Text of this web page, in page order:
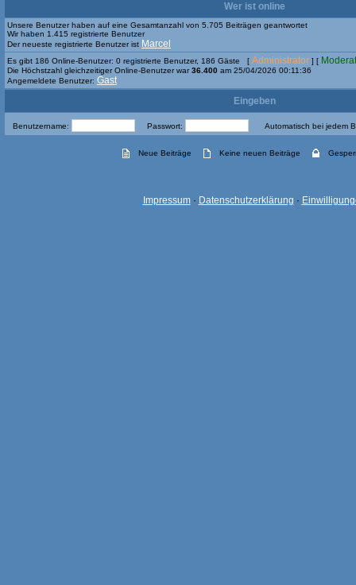
Wer ist online
Unsere Benutzer haben auf eine Gesamtanzahl von 5.705 Beiträgen geantwortet
Wir haben 1.415 registrierte Benutzer
Der neueste registrierte Benutzer ist Marcel
Es gibt 186 Online-Benutzer: 0 registrierte Benutzer, 186 Gäste [ Administrator ] [
Die Höchstzahl gleichzeitiger Online-Benutzer war36.400 am 25/04/2026 00:11:36
Angemeldete Benutzer: Gast
Eingeben
Benutzername: Passwort: Automatisch bei jedem
Neue Beiträge Keine neuen Beiträge
Impressum· Datenschutzerklärung ·